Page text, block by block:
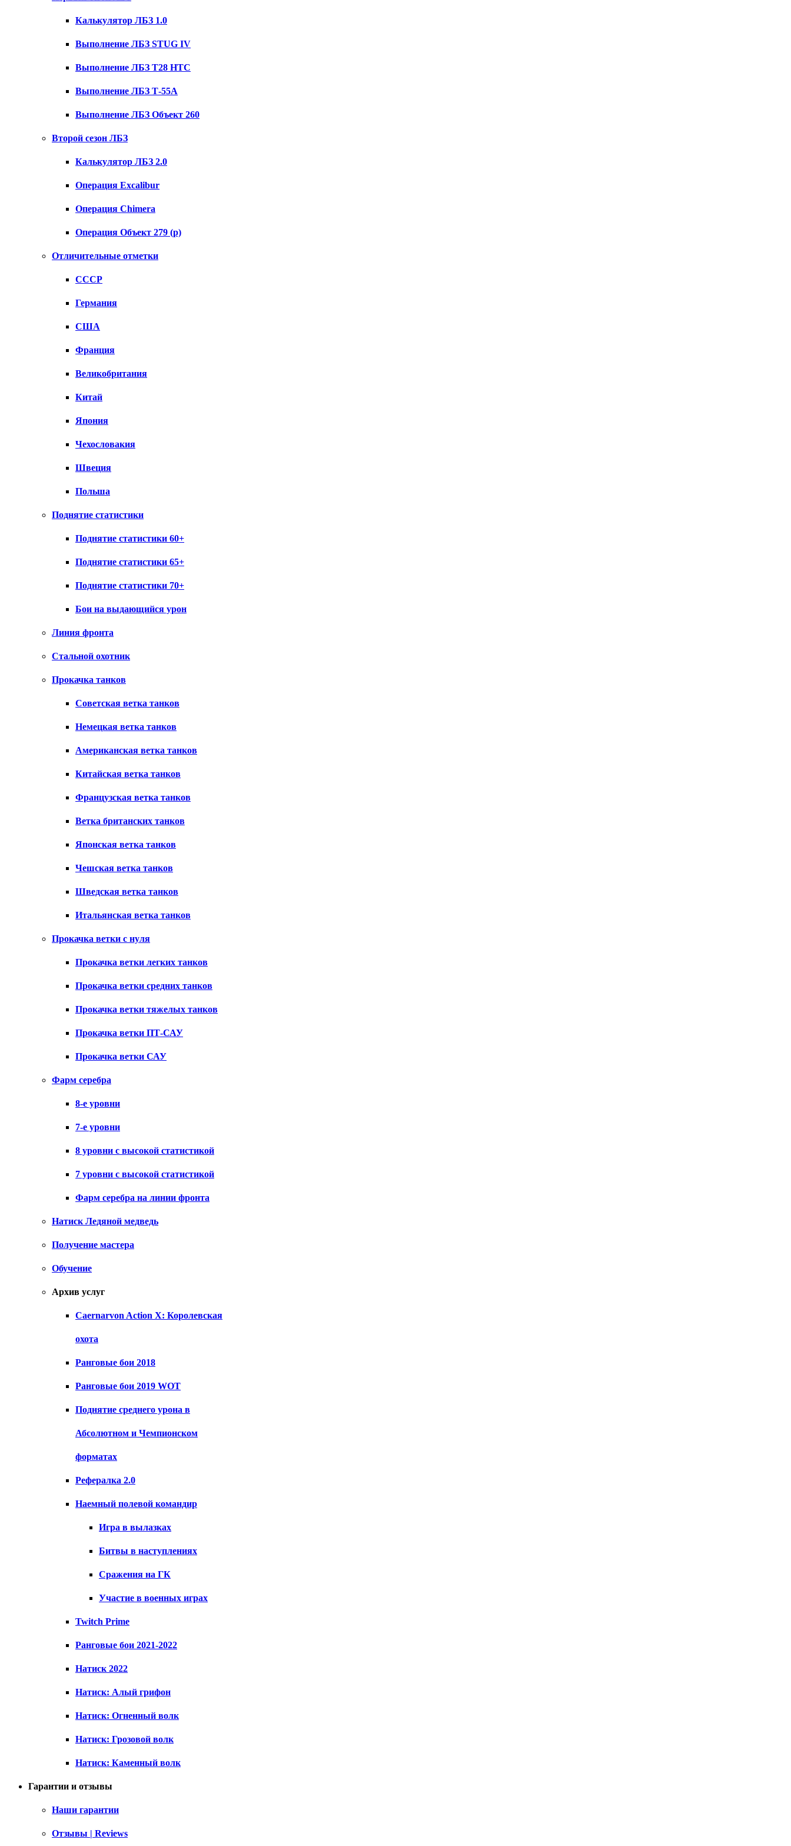
Калькулятор ЛБЗ 1.0
Выполнение ЛБЗ STUG IV
Выполнение ЛБЗ T28 HTC
Выполнение ЛБЗ Т-55А
Выполнение ЛБЗ Объект 260
Второй сезон ЛБЗ
Калькулятор ЛБЗ 2.0
Операция Excalibur
Операция Chimera
Операция Объект 279 (р)
Отличительные отметки
СССР
Германия
США
Франция
Великобритания
Китай
Япония
Чехословакия
Швеция
Польша
Поднятие статистики
Поднятие статистики 60+
Поднятие статистики 65+
Поднятие статистики 70+
Бои на выдающийся урон
Линия фронта
Стальной охотник
Прокачка танков
Советская ветка танков
Немецкая ветка танков
Американская ветка танков
Китайская ветка танков
Французская ветка танков
Ветка британских танков
Японская ветка танков
Чешская ветка танков
Шведская ветка танков
Итальянская ветка танков
Прокачка ветки с нуля
Прокачка ветки легких танков
Прокачка ветки средних танков
Прокачка ветки тяжелых танков
Прокачка ветки ПТ-САУ
Прокачка ветки САУ
Фарм серебра
8-е уровни
7-е уровни
8 уровни с высокой статистикой
7 уровни с высокой статистикой
Фарм серебра на линии фронта
Натиск Ледяной медведь
Получение мастера
Обучение
Архив услуг
Caernarvon Action X: Королевская
охота
Ранговые бои 2018
Ранговые бои 2019 WOT
Поднятие среднего урона в
Абсолютном и Чемпионском
форматах
Рефералка 2.0
Наемный полевой командир
Игра в вылазках
Битвы в наступлениях
Сражения на ГК
Участие в военных играх
Twitch Prime
Ранговые бои 2021-2022
Натиск 2022
Натиск: Алый грифон
Натиск: Огненный волк
Натиск: Грозовой волк
Натиск: Каменный волк
Гарантии и отзывы
Наши гарантии
Отзывы | Reviews